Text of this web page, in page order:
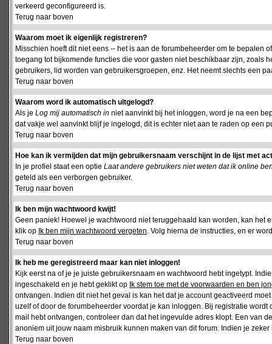
verkeerd geconfigureerd is.
Terug naar boven
Waarom moet ik eigenlijk registreren?
Misschien hoeft dit niet eens -- het is aan de forumbeheerder om te bepalen
toegang tot bijkomende functies die voor gasten niet beschikbaar zijn,
gebruikers, lid worden van gebruikersgroepen, enz. Het neemt slechts een
Terug naar boven
Waarom word ik automatisch uitgelogd?
Als je Log mij automatisch in niet aanvinkt bij het inloggen, word je na een
dat vakje wel aanvinkt blijf je ingelogd, dit is echter niet aan te raden op een
Terug naar boven
Hoe kan ik vermijden dat mijn gebruikersnaam verschijnt in de lijst met
In je profiel staat een optie Laat andere gebruikers niet weten dat ik online
geteld als een verborgen gebruiker.
Terug naar boven
Ik ben mijn wachtwoord kwijt!
Geen paniek! Hoewel je wachtwoord niet teruggehaald kan worden, kan
klik op Ik ben mijn wachtwoord vergeten. Volg hierna de instructies, en er
Terug naar boven
Ik heb me geregistreerd maar kan niet inloggen!
Kijk eerst na of je je juiste gebruikersnaam en wachtwoord hebt ingetypt.
ingeschakeld en je hebt geklikt op Ik stem toe met de voorwaarden en ben
ontvangen. Indien dit niet het geval is kan het dat je account geactiveerd
uzelf of door de forumbeheerder voordat je kan inloggen. Bij registratie
mail hebt ontvangen, controleer dan dat het ingevulde adres klopt. Een van
anoniem uit jouw naam misbruik kunnen maken van dit forum. Indien je
Terug naar boven